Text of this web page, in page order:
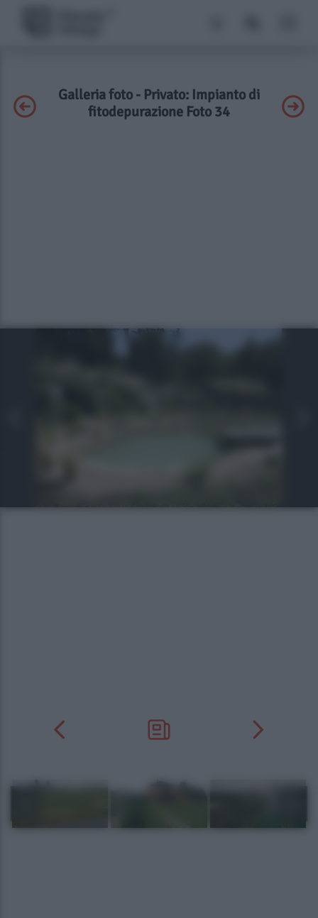
Galleria foto - Privato: Impianto di
fitodepurazione Foto 34